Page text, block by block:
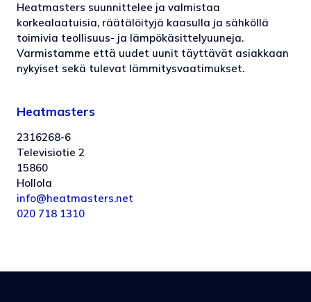
Heatmasters suunnittelee ja valmistaa
korkealaatuisia, räätälöityjä kaasulla ja sähköllä
toimivia teollisuus- ja lämpökäsittelyuuneja.
Varmistamme että uudet uunit täyttävät asiakkaan
nykyiset sekä tulevat lämmitysvaatimukset.
Heatmasters
2316268-6
Televisiotie 2
15860
Hollola
info@heatmasters.net
020 718 1310